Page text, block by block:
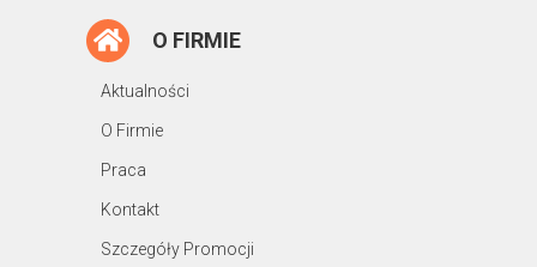
O FIRMIE
Aktualności
O Firmie
Praca
Kontakt
Szczegóły Promocji